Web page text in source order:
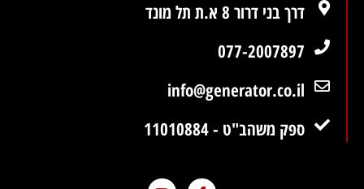
דרך בני דרור 8 א.ת תל מונד
077-2007897
info@generator.co.il
ספק משהב"ט - 11010884